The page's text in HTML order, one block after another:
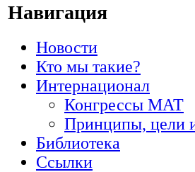
Навигация
Новости
Кто мы такие?
Интернационал
Конгрессы МАТ
Принципы, цели
Библиотека
Ссылки